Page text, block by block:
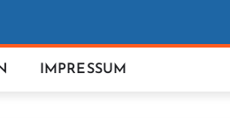
IMPRESSUM